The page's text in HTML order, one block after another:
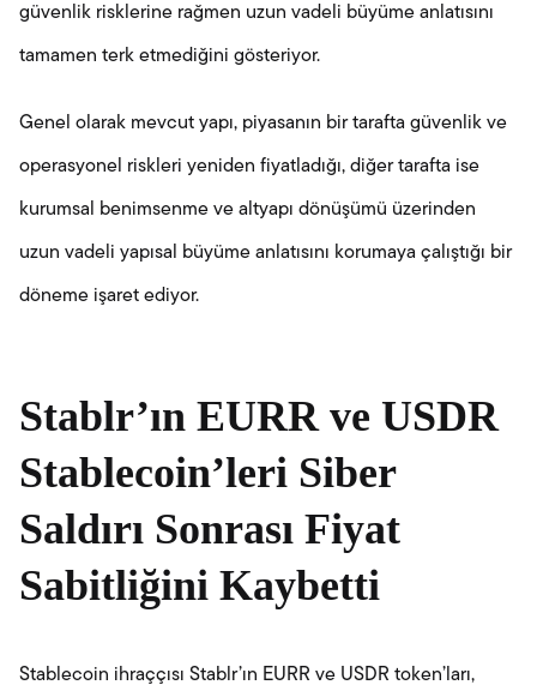
güvenlik risklerine rağmen uzun vadeli büyüme anlatısını
tamamen terk etmediğini gösteriyor.
Genel olarak mevcut yapı, piyasanın bir tarafta güvenlik ve
operasyonel riskleri yeniden fiyatladığı, diğer tarafta ise
kurumsal benimsenme ve altyapı dönüşümü üzerinden
uzun vadeli yapısal büyüme anlatısını korumaya çalıştığı bir
döneme işaret ediyor.
Stablr’ın EURR ve USDR
Stablecoin’leri Siber
Saldırı Sonrası Fiyat
Sabitliğini Kaybetti
Stablecoin ihraççısı Stablr’ın EURR ve USDR token’ları,